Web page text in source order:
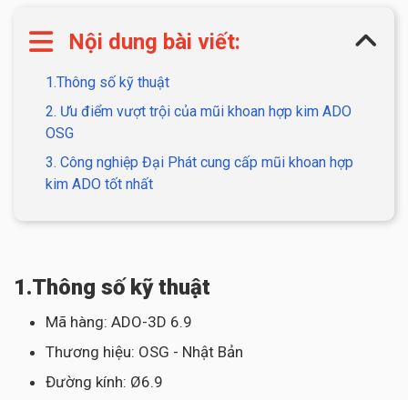
Nội dung bài viết:
1.Thông số kỹ thuật
2. Ưu điểm vượt trội của mũi khoan hợp kim ADO
OSG
3. Công nghiệp Đại Phát cung cấp mũi khoan hợp
kim ADO tốt nhất
1.Thông số kỹ thuật
Mã hàng: ADO-3D 6.9
Thương hiệu: OSG - Nhật Bản
Đường kính: Ø6.9